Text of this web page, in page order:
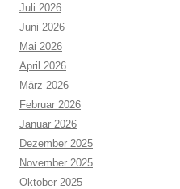
Juli 2026
Juni 2026
Mai 2026
April 2026
März 2026
Februar 2026
Januar 2026
Dezember 2025
November 2025
Oktober 2025